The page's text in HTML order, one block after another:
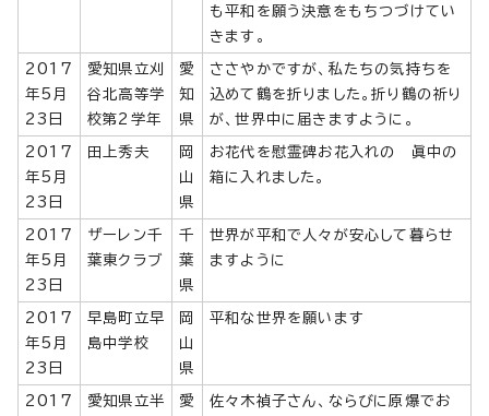
も平和を願う決意をもちつづけてい
きます。
2017
年5月
23日
愛知県立刈
谷北高等学
校第2学年
愛
知
県
ささやかですが、私たちの気持ちを
込めて鶴を折りました。折り鶴の祈り
が、世界中に届きますように。
2017
年5月
23日
田上秀夫
岡
山
県
お花代を慰霊碑お花入れの 眞中の
箱に入れました。
2017
年5月
23日
ザーレン千
葉東クラブ
千
葉
県
世界が平和で人々が安心して暮らせ
ますように
2017
年5月
23日
早島町立早
島中学校
岡
山
県
平和な世界を願います
2017
愛知県立半
愛
佐々木禎子さん、ならびに原爆でお